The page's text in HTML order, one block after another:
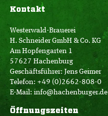
Kontakt
Westerwald-Brauerei
H. Schneider GmbH & Co. KG
Am Hopfengarten 1
57627 Hachenburg
Geschäftsführer: Jens Geimer
Telefon: +49 (0)2662-808-0
E-Mail: info@hachenburger.de
Öffnungszeiten